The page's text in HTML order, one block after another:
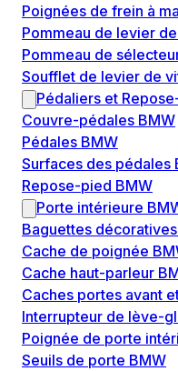
Poignées de frein à
Pommeau de levier
Pommeau de
Soufflet de levier de
Pédaliers et
Couvre-pédales BMW
Pédales BMW
Surfaces des pédales
Repose-pied BMW
Porte intérieure
Baguettes
Cache de poignée
Cache haut-parleur
Caches portes avant
Interrupteur de lève-
Poignée de porte
Seuils de porte BMW